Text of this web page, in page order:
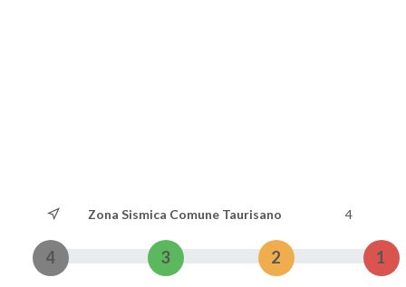
Zona Sismica Comune Taurisano 4
4 3 2 1